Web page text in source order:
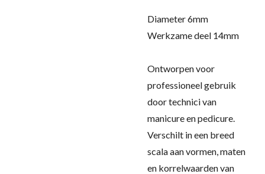
Diameter 6mm
Werkzame deel 14mm
Ontworpen voor
professioneel gebruik
door technici van
manicure en pedicure.
Verschilt in een breed
scala aan vormen, maten
en korrelwaarden van